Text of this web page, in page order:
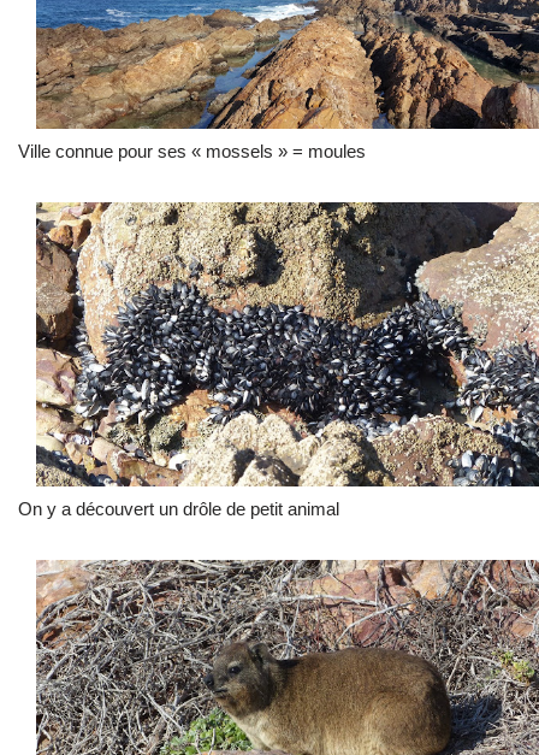
Ville connue pour ses « mossels » = moules
On y a découvert un drôle de petit animal